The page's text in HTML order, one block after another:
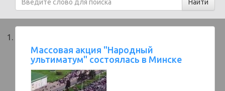
Массовая акция "Народный
ультиматум" состоялась в Минске